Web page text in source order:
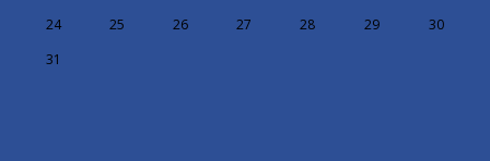
24
25 26 27 28 29
30
31